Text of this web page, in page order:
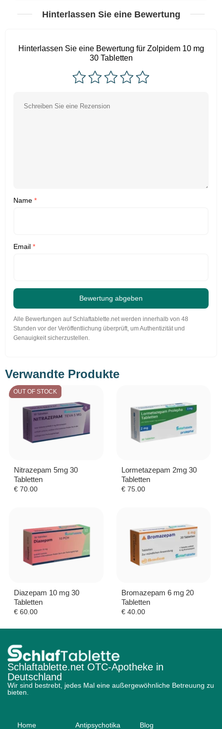
Hinterlassen Sie eine Bewertung
Hinterlassen Sie eine Bewertung für Zolpidem 10 mg
30 Tabletten
Name *
Email *
Bewertung abgeben
Alle Bewertungen auf Schlaftablette.net werden innerhalb von 48
Stunden vor der Veröffentlichung überprüft, um Authentizität und
Genauigkeit sicherzustellen.
Verwandte Produkte
OUT OF STOCK
Nitrazepam 5mg 30
Tabletten
€ 70.00
Lormetazepam 2mg 30
Tabletten
€75.00
Diazepam 10 mg 30
Tabletten
€ 60.00
Bromazepam 6 mg 20
Tabletten
€40.00
Schlaftablette.net OTC-Apotheke in
Deutschland
Wir sind bestrebt, jedes Mal eine außergewöhnliche Betreuung zu
bieten.
Home Antipsychotika Blog